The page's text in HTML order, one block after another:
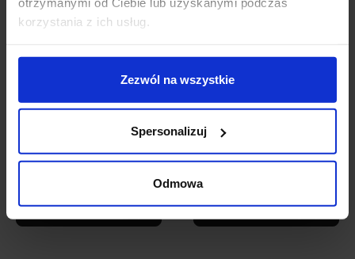
korzystania z ich usług.
Zezwól na wszystkie
Spersonalizuj
Odmowa
LE41854 lampa wisząca
vintage
Zobacz szczegóły
LE41855 lampa wisząca
styl vintage 6xE27
Zobacz szczegóły